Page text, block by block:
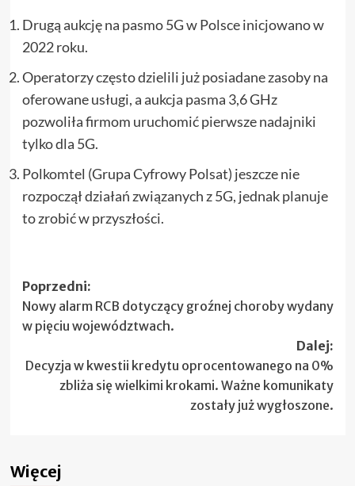
Drugą aukcję na pasmo 5G w Polsce inicjowano w
2022 roku.
Operatorzy często dzielili już posiadane zasoby na
oferowane usługi, a aukcja pasma 3,6 GHz
pozwoliła firmom uruchomić pierwsze nadajniki
tylko dla 5G.
Polkomtel (Grupa Cyfrowy Polsat) jeszcze nie
rozpoczął działań związanych z 5G, jednak planuje
to zrobić w przyszłości.
Zobacz
wpisy
Poprzedni:
Nowy alarm RCB dotyczący groźnej choroby wydany
w pięciu województwach.
Dalej:
Decyzja w kwestii kredytu oprocentowanego na 0%
zbliża się wielkimi krokami. Ważne komunikaty
zostały już wygłoszone.
Więcej